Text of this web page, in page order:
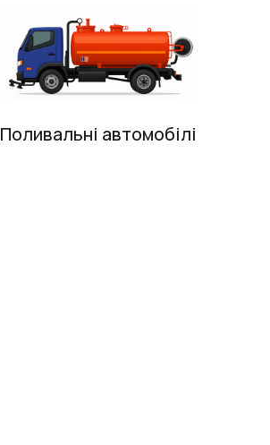
Поливальні автомобілі